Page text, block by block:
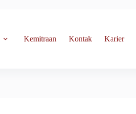
Kemitraan Kontak Karier